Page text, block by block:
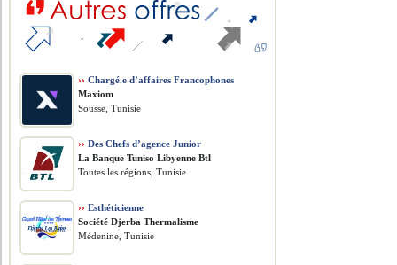
›› Chargé.e d’affaires Francophones
Maxiom
Sousse, Tunisie
›› Des Chefs d’agence Junior
La Banque Tuniso Libyenne Btl
Toutes les régions, Tunisie
›› Esthéticienne
Société Djerba Thermalisme
Médenine, Tunisie